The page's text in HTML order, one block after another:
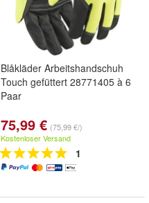
Blåkläder Arbeitshandschuh
Touch gefüttert 28771405 à 6
Paar
75,99 € (75,99 €/)
Kostenloser Versand
1